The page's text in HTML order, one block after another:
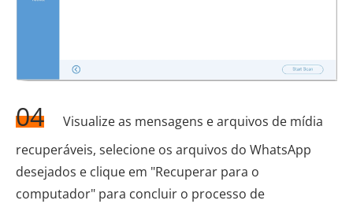
04
Visualize as mensagens e arquivos de mídia
recuperáveis, selecione os arquivos do WhatsApp
desejados e clique em "Recuperar para o
computador" para concluir o processo de